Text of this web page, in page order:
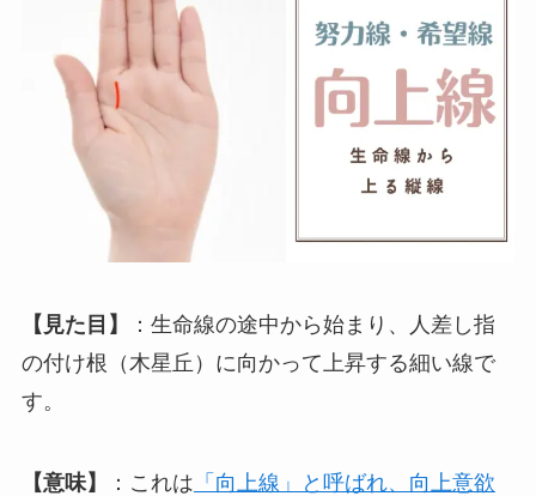
【見た目】
：生命線の途中から始まり、人差し指
の付け根（木星丘）に向かって上昇する細い線で
す。
【意味】 ：これは 「向上線」と呼ばれ、向上意欲